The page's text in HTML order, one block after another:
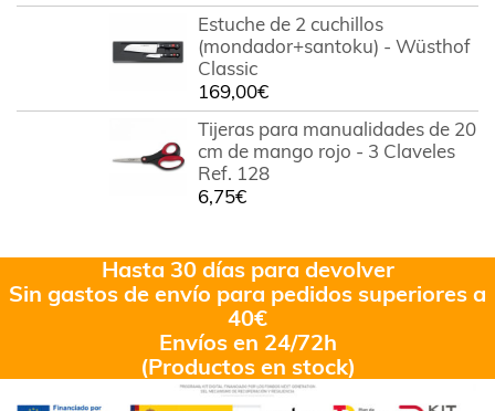
Estuche de 2 cuchillos
(mondador+santoku) - Wüsthof
Classic
169,00€
Tijeras para manualidades de 20
cm de mango rojo - 3 Claveles
Ref. 128
6,75€
Hasta 30 días para devolver
Sin gastos de envío para pedidos superiores a
40€
Envíos en 24/72h
(Productos en stock)